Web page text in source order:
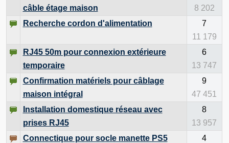
câble étage maison
8 202
Recherche cordon d'alimentation
7
11 179
RJ45 50m pour connexion extérieure
temporaire
6
13 747
Confirmation matériels pour câblage
maison intégral
9
47 451
Installation domestique réseau avec
prises RJ45
8
13 957
Connectique pour socle manette PS5
4